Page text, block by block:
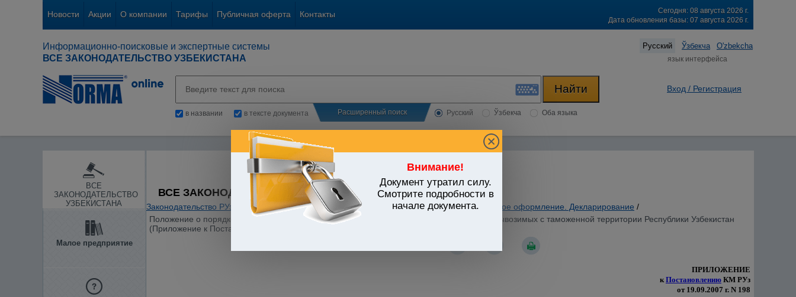
Новости Акции О компании Тарифы Публичная оферта Контакты
Сегодня: 08 августа 2026 г.
Дата обновления базы: 07 августа 2026 г.
Информационно-поисковые и экспертные системы
ВСЕ ЗАКОНОДАТЕЛЬСТВО УЗБЕКИСТАНА
Русский Ўзбекча O'zbekcha
язык интерфейса
в названии в тексте документа Расширенный поиск Русский Ўзбекча Оба языка
Вход / Регистрация
ВСЕ
ЗАКОНОДАТЕЛЬСТВО
УЗБЕКИСТАНА
Малое предприятие
Внимание!
Документ утратил силу.
Смотрите подробности в
начале документа.
ВСЕ ЗАКОНОДАТЕЛЬСТВО УЗБЕКИСТАНА
Законодательство РУз Таможенное законодательство Утратившие силу акты / Таможенное оформление. Декларирование /
Положение о порядке определения и декларирования таможенной стоимости товаров, вывозимых с таможенной территории Республики Узбекистан
(Приложение к Постановлению КМ РУз от 19.09.2007 г. N 198)
ПРИЛОЖЕНИЕ
кПостановлению КМ РУз
от 19.09.2007 г. N 198